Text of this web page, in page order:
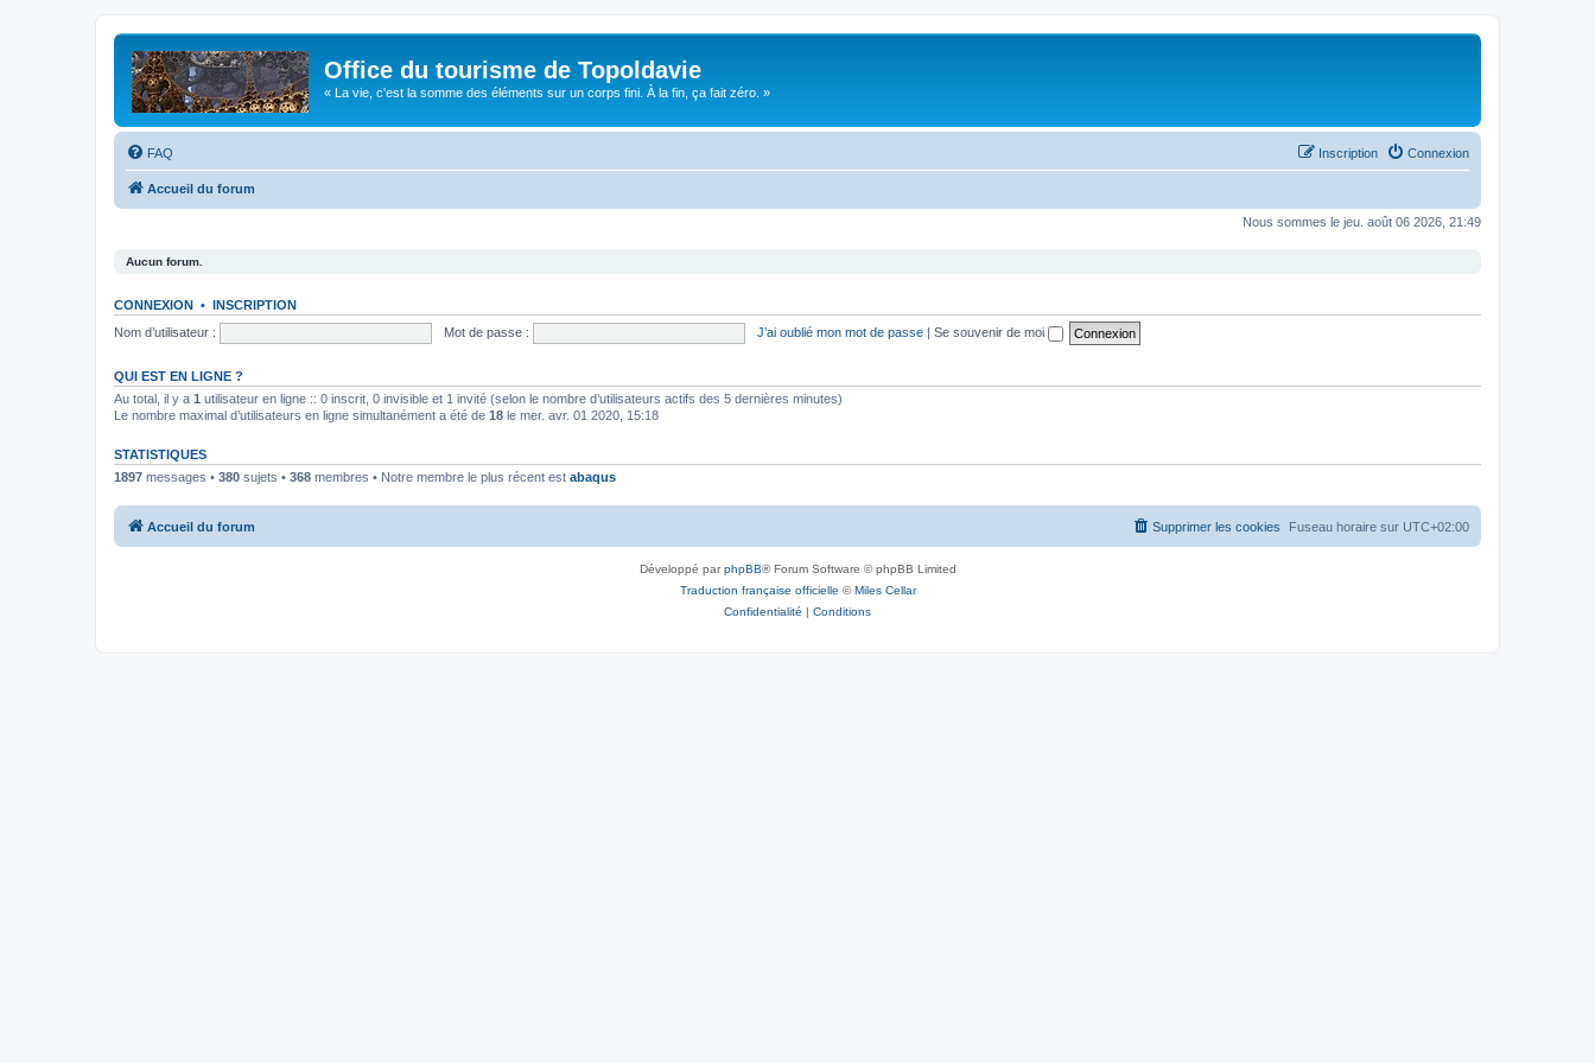
Office du tourisme de Topoldavie
« La vie, c'est la somme des éléments sur un corps fini. À la fin, ça fait zéro. »
FAQ Connexion
Inscription
Accueil du forum
Nous sommes le jeu. août 06 2026, 21:49
Aucun forum.
CONNEXION • INSCRIPTION
Nom d’utilisateur :
Mot de passe : J’ai oublié mon mot de passe | Se souvenir de moi
QUI EST EN LIGNE ?
Au total, il y a 1 utilisateur en ligne :: 0 inscrit, 0 invisible et 1 invité (selon le nombre d’utilisateurs actifs des 5 dernières minutes)
Le nombre maximal d’utilisateurs en ligne simultanément a été de 18 le mer. avr. 01 2020, 15:18
STATISTIQUES
1897 messages • 380 sujets • 368 membres • Notre membre le plus récent est abaqus
Accueil du forum Fuseau horaire sur UTC+02:00
Supprimer les cookies
Développé parphpBB® Forum Software © phpBB Limited
Traduction française officielle ©Miles Cellar
Confidentialité | Conditions